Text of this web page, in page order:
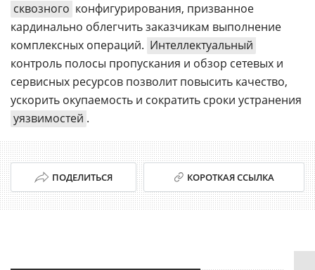
сквозного конфигурирования, призванное
кардинально облегчить заказчикам выполнение
комплексных операций. Интеллектуальный
контроль полосы пропускания и обзор сетевых и
сервисных ресурсов позволит повысить качество,
ускорить окупаемость и сократить сроки устранения
уязвимостей .
ПОДЕЛИТЬСЯ КОРОТКАЯ ССЫЛКА